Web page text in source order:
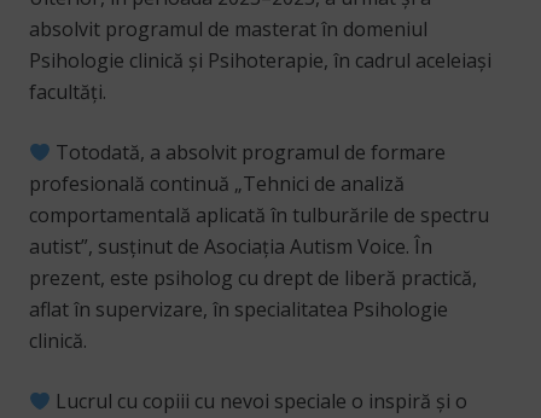
absolvit programul de masterat în domeniul
Psihologie clinică și Psihoterapie, în cadrul aceleiași
facultăți.
Totodată, a absolvit programul de formare
profesională continuă „Tehnici de analiză
comportamentală aplicată în tulburările de spectru
autist”, susținut de Asociația Autism Voice. În
prezent, este psiholog cu drept de liberă practică,
aflat în supervizare, în specialitatea Psihologie
clinică.
Lucrul cu copiii cu nevoi speciale o inspiră și o